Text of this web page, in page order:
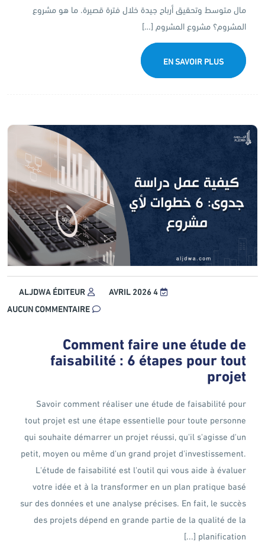
مال متوسط وتحقيق أرباح جيدة خلال فترة قصيرة. ما هو مشروع
المشروم؟ مشروع المشروم […]
EN SAVOIR PLUS
4 AVRIL 2026
ALJDWA ÉDITEUR
AUCUN COMMENTAIRE
Comment faire une étude de
faisabilité : 6 étapes pour tout
projet
Savoir comment réaliser une étude de faisabilité pour
tout projet est une étape essentielle pour toute personne
qui souhaite démarrer un projet réussi, qu'il s'agisse d'un
petit, moyen ou même d'un grand projet d'investissement.
L'étude de faisabilité est l'outil qui vous aide à évaluer
votre idée et à la transformer en un plan pratique basé
sur des données et une analyse précises. En fait, le succès
des projets dépend en grande partie de la qualité de la
planification [...]